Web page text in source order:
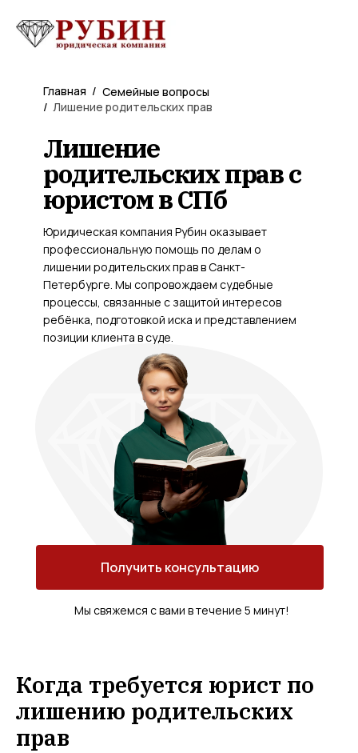
Лишение
родительских прав с
юристом в СПб
Юридическая компания Рубин оказывает
профессиональную помощь по делам о
лишении родительских прав в Санкт-
Петербурге. Мы сопровождаем судебные
процессы, связанные с защитой интересов
ребёнка, подготовкой иска и представлением
позиции клиента в суде.
Мы свяжемся с вами в течение 5 минут!
Получить консультацию
Главная Семейные вопросы
/
Лишение родительских прав
/
Когда требуется юрист по
лишению родительских
прав